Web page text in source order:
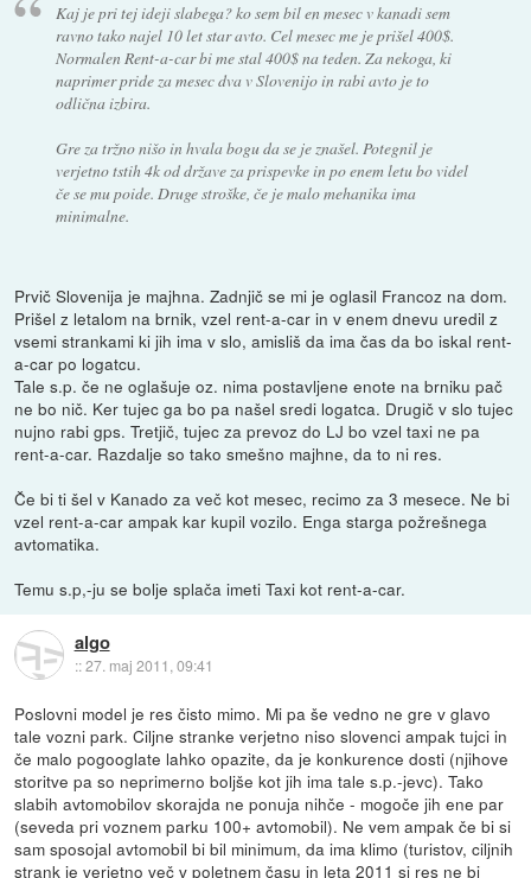
Kaj je pri tej ideji slabega? ko sem bil en mesec v kanadi sem
ravno tako najel 10 let star avto. Cel mesec me je prišel 400$.
Normalen Rent-a-car bi me stal 400$ na teden. Za nekoga, ki
naprimer pride za mesec dva v Slovenijo in rabi avto je to
odlična izbira.
Gre za tržno nišo in hvala bogu da se je znašel. Potegnil je
verjetno tstih 4k od države za prispevke in po enem letu bo videl
če se mu poide. Druge stroške, če je malo mehanika ima
minimalne.
Prvič Slovenija je majhna. Zadnjič se mi je oglasil Francoz na dom.
Prišel z letalom na brnik, vzel rent-a-car in v enem dnevu uredil z
vsemi strankami ki jih ima v slo, amisliš da ima čas da bo iskal rent-
a-car po logatcu.
Tale s.p. če ne oglašuje oz. nima postavljene enote na brniku pač
ne bo nič. Ker tujec ga bo pa našel sredi logatca. Drugič v slo tujec
nujno rabi gps. Tretjič, tujec za prevoz do LJ bo vzel taxi ne pa
rent-a-car. Razdalje so tako smešno majhne, da to ni res.
Če bi ti šel v Kanado za več kot mesec, recimo za 3 mesece. Ne bi
vzel rent-a-car ampak kar kupil vozilo. Enga starga požrešnega
avtomatika.
Temu s.p,-ju se bolje splača imeti Taxi kot rent-a-car.
algo
::27. maj 2011, 09:41
Poslovni model je res čisto mimo. Mi pa še vedno ne gre v glavo
tale vozni park. Ciljne stranke verjetno niso slovenci ampak tujci in
če malo pogooglate lahko opazite, da je konkurence dosti (njihove
storitve pa so neprimerno boljše kot jih ima tale s.p.-jevc). Tako
slabih avtomobilov skorajda ne ponuja nihče - mogoče jih ene par
(seveda pri voznem parku 100+ avtomobil). Ne vem ampak če bi si
sam sposojal avtomobil bi bil minimum, da ima klimo (turistov, ciljnih
strank je verjetno več v poletnem času in leta 2011 si res ne bi